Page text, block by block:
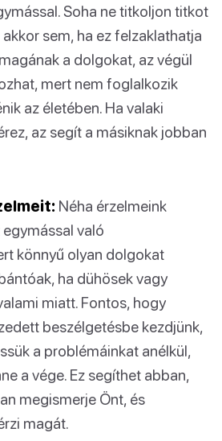
Soha ne titkoljon titkot
sem, ha ez felzaklathatja
a dolgokat, az végül
mert nem foglalkozik
az életében. Ha valaki
az segít a másiknak jobban
Néha érzelmeink
való
könnyű olyan dolgokat
ha dühösek vagy
miatt. Fontos, hogy
beszélgetésbe kezdjünk,
a problémáinkat anélkül,
a vége. Ez segíthet abban,
megismerje Önt, és
magát.